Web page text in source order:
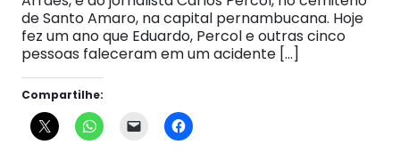
de Santo Amaro, na capital pernambucana. Hoje
fez um ano que Eduardo, Percol e outras cinco
pessoas faleceram em um acidente […]
Compartilhe: